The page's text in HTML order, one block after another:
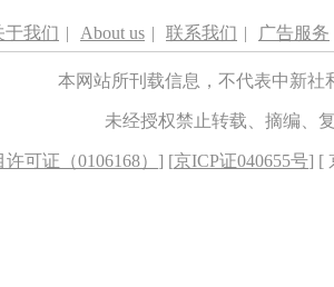
于我们 | About us | 联系我们 | 广告服务
本网站所刊载信息，不代表中新
未经授权禁止转载、摘编、
可证（0106168） ] [京ICP证040655号] [